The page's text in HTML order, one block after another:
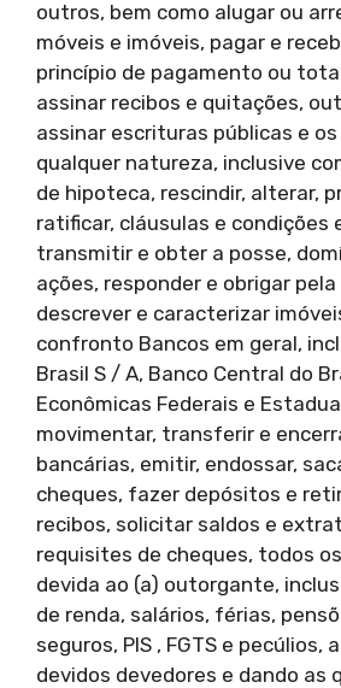
outros, bem como alugar ou
móveis e imóveis, pagar e
princípio de pagamento ou
assinar recibos e quitações,
assinar escrituras públicas e
qualquer natureza, inclusive
de hipoteca, rescindir, alterar,
ratificar, cláusulas e condições
transmitir e obter a posse,
ações, responder e obrigar
descrever e caracterizar
confronto Bancos em geral,
Brasil S / A, Banco Central do
Econômicas Federais e
movimentar, transferir e
bancárias, emitir, endossar,
cheques, fazer depósitos e
recibos, solicitar saldos e
requisites de cheques, todos
devida ao (a) outorgante,
de renda, salários, férias,
seguros, PIS , FGTS e pecúlios,
devidos devedores e dando as